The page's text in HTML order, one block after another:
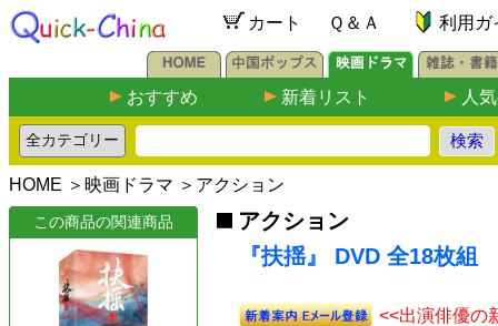
カート Ｑ＆Ａ 利用ガ
おすすめ 新着リスト 人
HOME ＞ 映画ドラマ ＞ アクション
この商品の関連商品
アクション
『扶揺』 DVD 全18枚組
<<出演俳優の